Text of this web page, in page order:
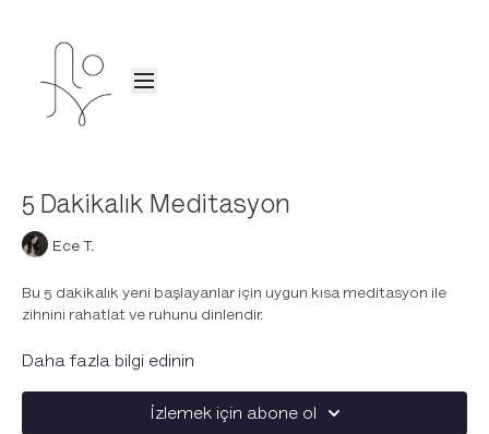
5 Dakikalık Meditasyon
Ece T.
Bu 5 dakikalık yeni başlayanlar için uygun kısa meditasyon ile
zihnini rahatlat ve ruhunu dinlendir.
Her gün daha uzun süre meditasyonda kalmayı öğreneceğin "7
dikkat, nefes, uyku, iç görü ve ilişkileri güçlendiren meditasyon
pratiğini oluşturuyoruz.
Daha fazla bilgi edinin
İzlemek için abone ol